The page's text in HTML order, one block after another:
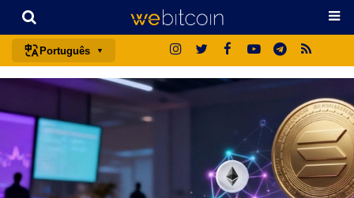
Português
português (BR)
español
italiano